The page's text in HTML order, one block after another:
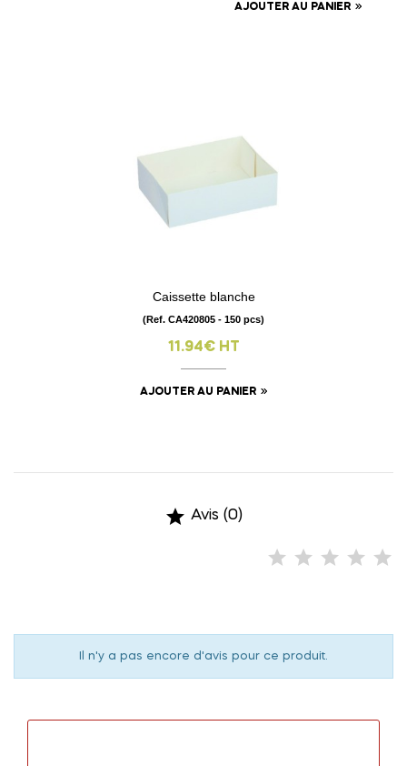
AJOUTER AU PANIER
Caissette blanche
(Ref. CA420805 - 150 pcs)
11.94€ HT
AJOUTER AU PANIER
 Avis (0)
Il n'y a pas encore d'avis pour ce produit.